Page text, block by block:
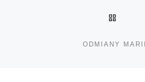
ODMIANY